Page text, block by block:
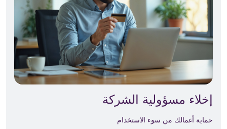
إخلاء مسؤولية الشركة
حماية أعمالك من سوء الاستخدام